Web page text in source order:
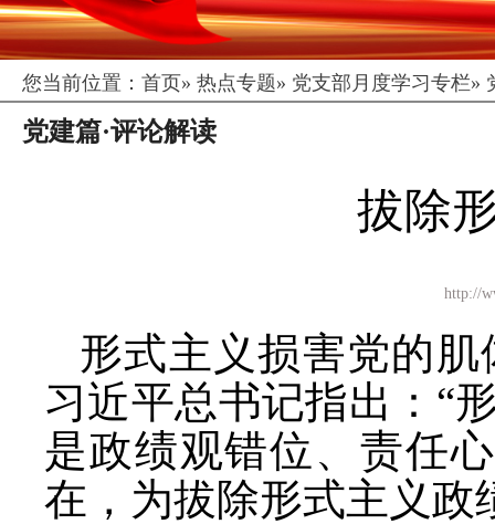
您当前位置： 首页» 热点专题» 党支部月度学习专栏»
党建篇·评论解读
拔除
http://
形式主义损害党的
习近平总书记指出： “
是政绩观错位、责任
在，为拔除形式主义政